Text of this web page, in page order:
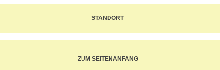
STANDORT
ZUM SEITENANFANG